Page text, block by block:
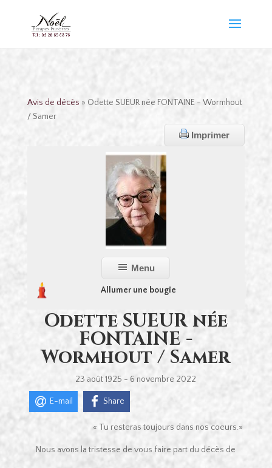
Avis de décès » Odette SUEUR née FONTAINE - Wormhout
/ Samer
Imprimer
Menu
Allumer une bougie
Odette SUEUR née
FONTAINE -
Wormhout / Samer
23 août 1925 - 6 novembre 2022
E-mail Share
« Tu resteras toujours dans nos coeurs.»
Nous avons la tristesse de vous faire part du décès de